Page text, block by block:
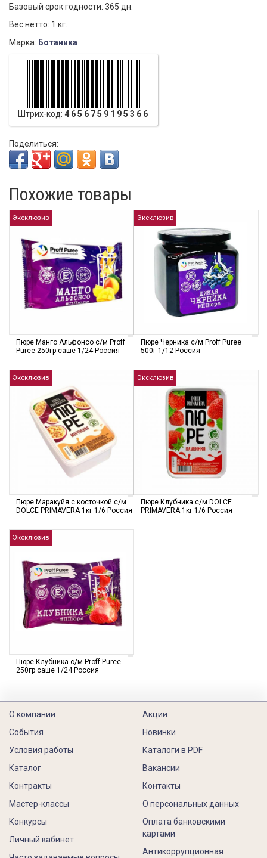
Базовый срок годности: 365 дн.
Вес нетто: 1 кг.
Марка: Ботаника
Штрих-код: 4656759195366
Поделиться:
Похожие товары
Эксклюзив
Пюре Манго Альфонсо с/м Proff
Puree 250гр саше 1/24 Россия
Эксклюзив
Пюре Черника с/м Proff Puree
500г 1/12 Россия
Эксклюзив
Пюре Маракуйя с косточкой с/м
DOLCE PRIMAVERA 1кг 1/6 Россия
Эксклюзив
Пюре Клубника с/м DOLCE
PRIMAVERA 1кг 1/6 Россия
Эксклюзив
Пюре Клубника с/м Proff Puree
250гр саше 1/24 Россия
О компании
События
Условия работы
Каталог
Контракты
Акции
Новинки
Каталоги в PDF
Вакансии
Контакты
Мастер-классы
Конкурсы
Личный кабинет
О персональных данных
Оплата банковскими
картами
Антикоррупционная